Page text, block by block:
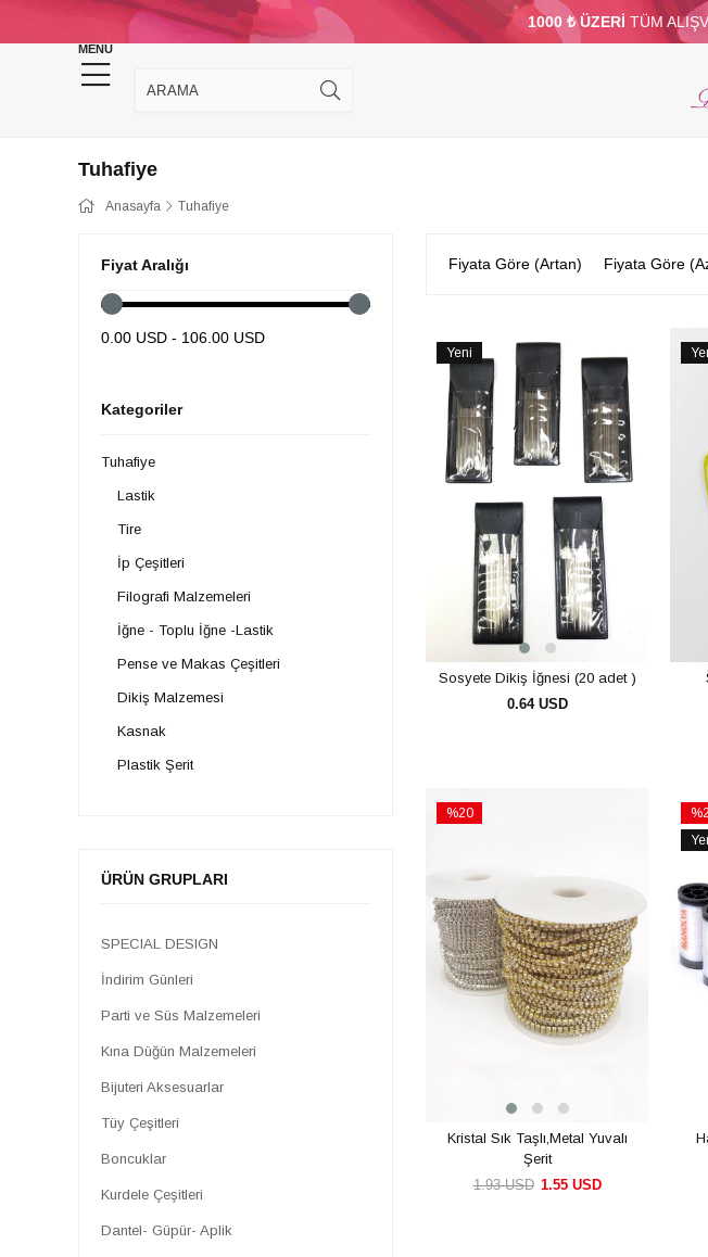
1000 ₺ ÜZERİ TÜM
MENU
KINA DÜĞÜN MALZEMELERİ TAKI MALZEMELERİ PARTİ VE SÜS
Tuhafiye
Anasayfa Tuhafiye
Fiyat Aralığı
0.00 USD - 106.00 USD
Kategoriler
Tuhafiye
Lastik
Tire
İp Çeşitleri
Filografi Malzemeleri
İğne - Toplu İğne -Lastik
Pense ve Makas Çeşitleri
Dikiş Malzemesi
Kasnak
Plastik Şerit
Boncuklar
Kurdele Çeşitleri
Dantel- Güpür- Aplik
Yapay Çiçekler ve Arajman
ÜRÜN GRUPLARI
SPECIAL DESIGN
İndirim Günleri
Parti ve Süs Malzemeleri
Kına Düğün Malzemeleri
Bijuteri Aksesuarlar
Tüy Çeşitleri
Boncuklar
Kurdele Çeşitleri
Dantel- Güpür- Aplik
Fiyata Göre (Artan) Fiyata Göre
Yeni
Ürün
Sosyete Dikiş İğnesi (20 adet )
0.64 USD
%20
Kristal Sık Taşlı,Metal Yuvalı
Şerit
1.55 USD
1.93 USD